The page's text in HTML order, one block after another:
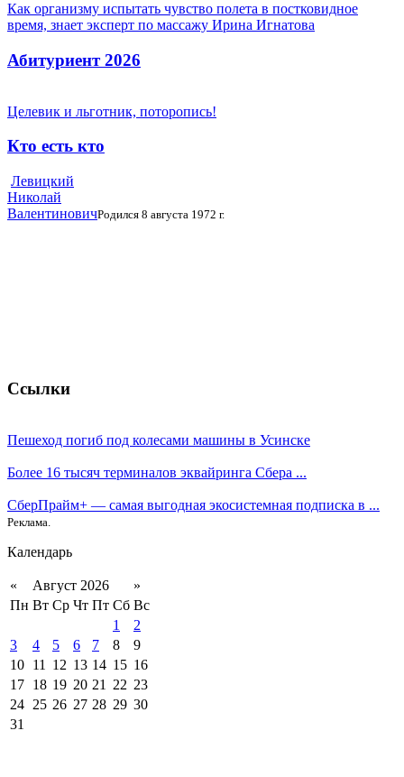
Как организму испытать чувство полета в постковидное
время, знает эксперт по массажу Ирина Игнатова
Абитуриент 2026
Целевик и льготник, поторопись!
Кто есть кто
Левицкий
Николай
ВалентиновичРодился 8 августа 1972 г.
Ссылки
Пешеход погиб под колесами машины в Усинске
Более 16 тысяч терминалов эквайринга Сбера ...
СберПрайм+ — самая выгодная экосистемная подписка в ...
Реклама.
Календарь
« Август 2026
»
Пн Вт Ср Чт Пт Сб Вс
1
2
3
4 5 6 7 8
9
10 11 12 13 14 15 16
17 18 19 20 21 22 23
24 25 26 27 28 29 30
31